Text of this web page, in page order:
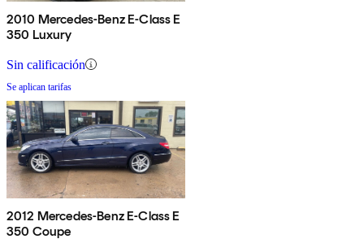
2010 Mercedes-Benz E-Class E
350 Luxury
Sin calificación
Se aplican tarifas
2012 Mercedes-Benz E-Class E
350 Coupe